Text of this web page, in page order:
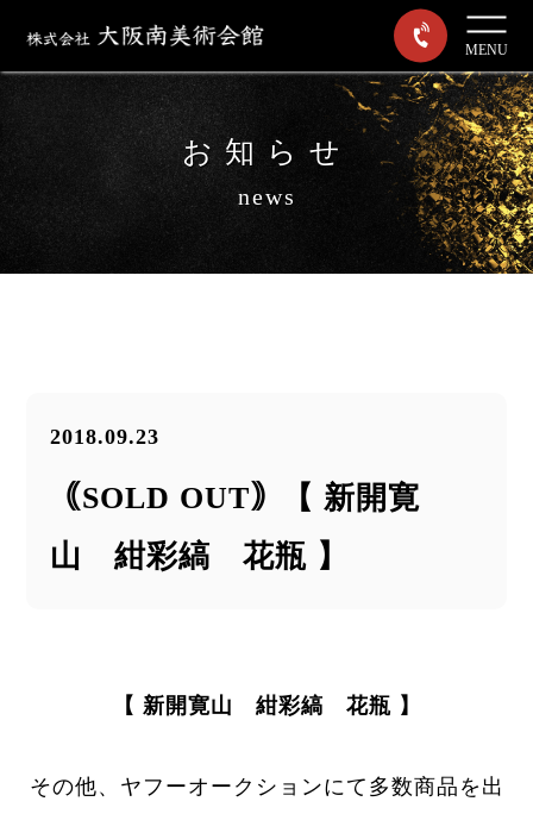
MENU
お知らせ
news
2018.09.23
｟SOLD OUT｠【 新開寛
山 紺彩縞 花瓶 】
【 新開寛山 紺彩縞 花瓶 】
その他、ヤフーオークションにて多数商品を出